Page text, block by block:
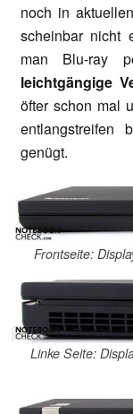
noch in
scheinbar nicht
man Blu-ray
leichtgängige
öfter schon mal
entlangstreifen
genügt.
Frontseite:
Linke Seite: